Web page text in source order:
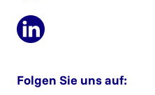
Folgen Sie uns auf: